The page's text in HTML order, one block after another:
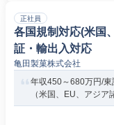
正社員
各国規制対応(米国
証・輸出入対応
亀田製菓株式会社
年収450～680万円/
（米国、EU、アジア